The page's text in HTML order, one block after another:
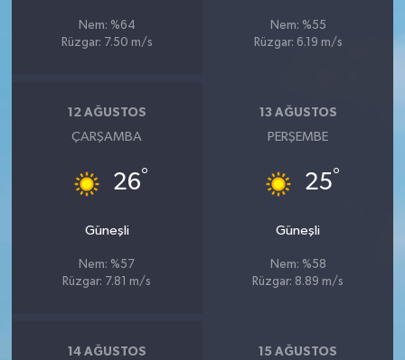
Nem: %64
Rüzgar: 7.50 m/s
Nem: %55
Rüzgar: 6.19 m/s
12 AĞUSTOS
ÇARŞAMBA
26°
Güneşli
Nem: %57
Rüzgar: 7.81 m/s
13 AĞUSTOS
PERŞEMBE
25°
Güneşli
Nem: %58
Rüzgar: 8.89 m/s
14 AĞUSTOS 15 AĞUSTOS